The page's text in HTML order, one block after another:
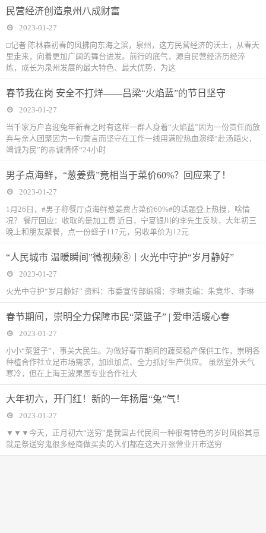
民营经济创造泉州八成财富
2023-01-27
□记者 陈林森初春的风拂向东海之滨，泉州，这方民营经济的沃土，从春天
里走来，向着更加广阔的舞台进发。前行的底气，源自民营经济历经淬
炼，成长为泉州发展的最大特色、最大优势，为这
春节我在岗 安全不打烊——吕梁“火焰蓝”的节日坚守
2023-01-27
当千家万户喜迎兔年新春之时有这样一群人身着“火焰蓝”因为一份责任而放
弃与亲人团聚因为一句誓言而坚守在工作一线用满腔热血演绎“赴汤蹈火，
竭诚为民”的赤诚情怀“24小时
男子点海鲜，“葱姜费”竟相当于菜价60%？回应来了！
2023-01-27
1月26日，#男子称餐厅点海鲜葱姜费占菜价60%#的话题登上热搜，啥情
况？ 餐厅回应：收取的是加工费 近日，宁夏银川的李先生反映，大年初三
晚上和朋友聚餐，点一份蛏子117元，另收单价为12元
“人民城市 温暖瞬间”微视频⑧丨火光中守护“岁月静好”
2023-01-27
火光中守护“岁月静好” 资料：市委宣传部编辑：李琳责编：朱竞华、李琳
春节期间，崇明全力保障市民“菜篮子” | 爱申活暖心春
2023-01-27
小小“菜篮子”，事关大民生。为做好春节期间的蔬菜稳产保供工作，崇明各
种植合作社立足市场需求，加班加点、全力抓好生产供应。 虽然室外天气
寒冷，但在上海王波果园专业合作社大
大年初六，开门红！新的一年扬眉“兔”气！
2023-01-27
▼▼▼今天，正月初六“送穷”是我国古代民间一种很有特色的岁时风俗其意
就是祭送穷鬼很多经商做买卖的人们都在这天开张营业开市送穷